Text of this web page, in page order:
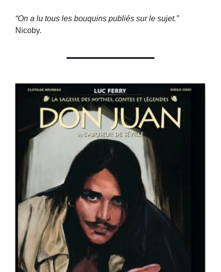
“On a lu tous les bouquins publiés sur le sujet.”
Nicoby.